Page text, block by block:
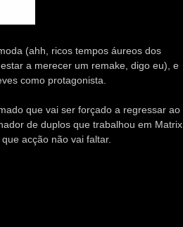
(ahh, ricos tempos áureos dos
a merecer um remake, digo eu), e
como protagonista.
que vai ser forçado a regressar ao
de duplos que trabalhou em Matrix,
acção não vai faltar.